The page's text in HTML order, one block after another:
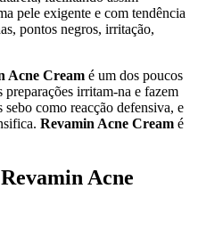
pele exigente e com tendência
pontos negros, irritação,
Acne Cream é um dos poucos
irritam-na e fazem
como reacção defensiva, e
Revamin Acne Cream é
Acne